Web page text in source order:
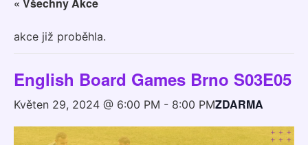
akce již proběhla.
English Board Games Brno S03E05
Květen 29, 2024 @ 6:00 PM - 8:00 PMZDARMA